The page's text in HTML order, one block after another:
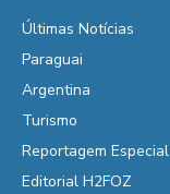
Últimas Notícias
Paraguai
Argentina
Turismo
Reportagem Especial
Editorial H2FOZ